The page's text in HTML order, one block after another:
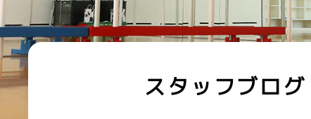
スタッフブログ